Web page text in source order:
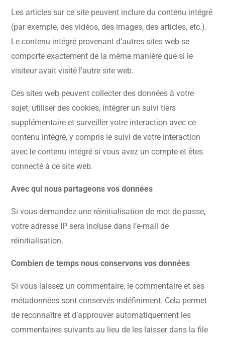
Les articles sur ce site peuvent inclure du contenu intégré
(par exemple, des vidéos, des images, des articles, etc.).
Le contenu intégré provenant d’autres sites web se
comporte exactement de la même manière que si le
visiteur avait visité l’autre site web.
Ces sites web peuvent collecter des données à votre
sujet, utiliser des cookies, intégrer un suivi tiers
supplémentaire et surveiller votre interaction avec ce
contenu intégré, y compris le suivi de votre interaction
avec le contenu intégré si vous avez un compte et êtes
connecté à ce site web.
Avec qui nous partageons vos données
Si vous demandez une réinitialisation de mot de passe,
votre adresse IP sera incluse dans l’e-mail de
réinitialisation.
Combien de temps nous conservons vos données
Si vous laissez un commentaire, le commentaire et ses
métadonnées sont conservés indéfiniment. Cela permet
de reconnaître et d’approuver automatiquement les
commentaires suivants au lieu de les laisser dans la file